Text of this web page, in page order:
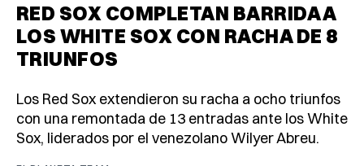
RED SOX COMPLETAN BARRIDA A
LOS WHITE SOX CON RACHA DE 8
TRIUNFOS
Los Red Sox extendieron su racha a ocho triunfos
con una remontada de 13 entradas ante los White
Sox, liderados por el venezolano Wilyer Abreu.